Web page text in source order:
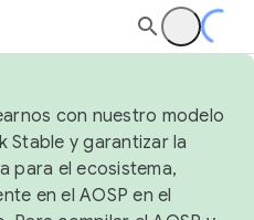
con nuestro modelo
Stable y garantizar la
para el ecosistema,
en el AOSP en el